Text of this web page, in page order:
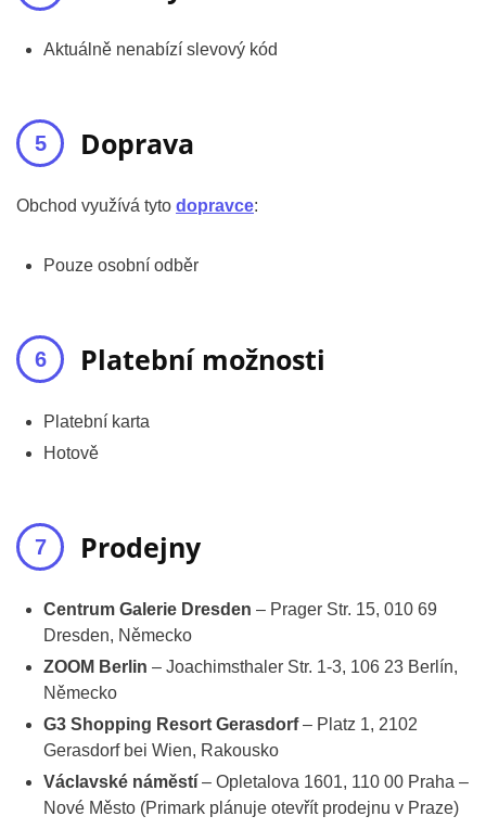
Aktuálně nenabízí slevový kód
Doprava
Obchod využívá tyto dopravce:
Pouze osobní odběr
Platební možnosti
Platební karta
Hotově
Prodejny
Centrum Galerie Dresden – Prager Str. 15, 010 69
Dresden, Německo
ZOOM Berlin – Joachimsthaler Str. 1-3, 106 23 Berlín,
Německo
G3 Shopping Resort Gerasdorf– Platz 1, 2102
Gerasdorf bei Wien, Rakousko
Václavské náměstí – Opletalova 1601, 110 00 Praha –
Nové Město (Primark plánuje otevřít prodejnu v Praze)